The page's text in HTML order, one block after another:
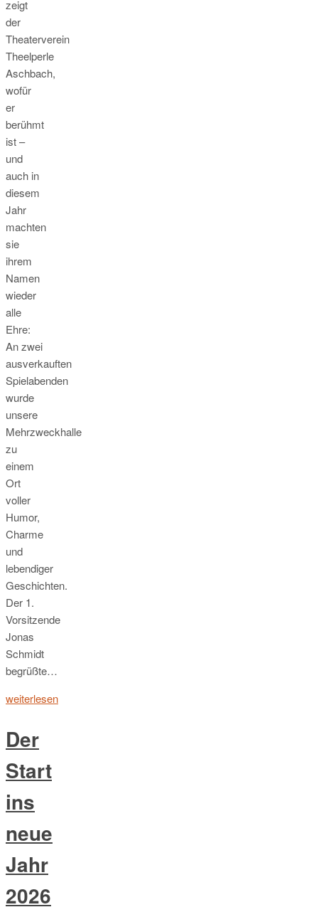
zeigt
der
Theaterverein
Theelperle
Aschbach,
wofür
er
berühmt
ist –
und
auch in
diesem
Jahr
machten
sie
ihrem
Namen
wieder
alle
Ehre:
An zwei
ausverkauften
Spielabenden
wurde
unsere
Mehrzweckhalle
zu
einem
Ort
voller
Humor,
Charme
und
lebendiger
Geschichten.
Der 1.
Vorsitzende
Jonas
Schmidt
begrüßte…
weiterlesen
Der
Start
ins
neue
Jahr
2026